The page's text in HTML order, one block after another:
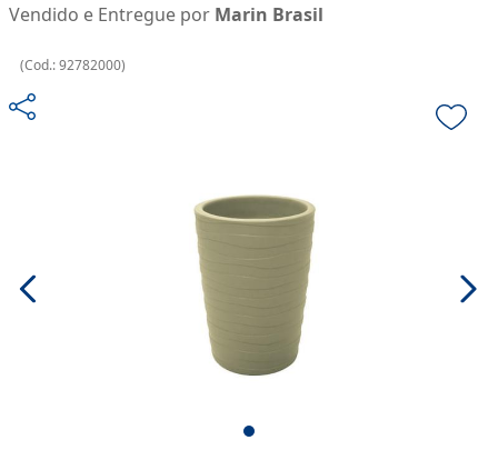
Vendido e Entregue por Marin Brasil
(Cod.:92782000)